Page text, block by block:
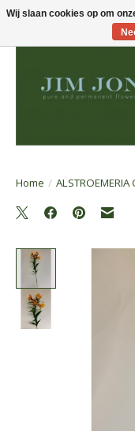
Home /
Wij slaan cookies op om